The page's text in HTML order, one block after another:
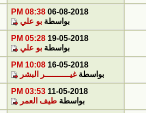
06-08-2018
08:38 PM
بواسطة بو علي
19-05-2018
05:28 PM
بواسطة بو علي
16-05-2018
10:08 PM
بواسطةغيــــــــــر البشر
11-05-2018
03:53 PM
بواسطة طيف العمر